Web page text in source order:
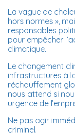
La vague de
hors normes »,
responsables
pour empêcher
climatique.
Le changement
infrastructures à
réchauffement
nous attend si
urgence de
Ne pas agir
criminel.